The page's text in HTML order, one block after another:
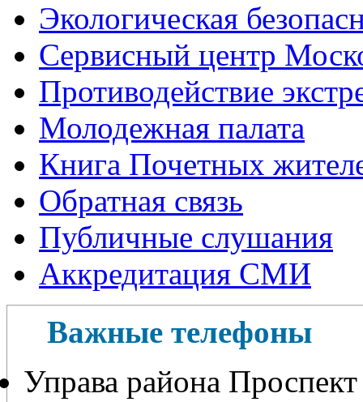
Экологическая
Сервисный центр
Противодействие
Молодежная палата
Книга Почетных
Обратная связь
Публичные слушания
Аккредитация СМИ
Важные телефоны
Управа района